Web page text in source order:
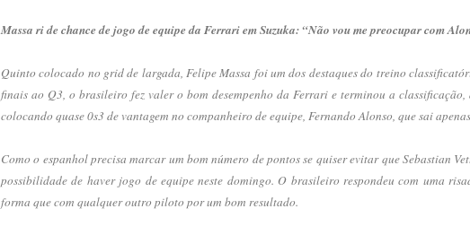
Massa ri de chance de jogo de equipe da Ferrari em Suzuka: “Não vou me preocupar com
Quinto colocado no grid de largada, Felipe Massa foi um dos destaques do treino
finais ao Q3, o brasileiro fez valer o bom desempenho da Ferrari e terminou a classificação,
colocando quase 0s3 de vantagem no companheiro de equipe, Fernando Alonso, que sai
Como o espanhol precisa marcar um bom número de pontos se quiser evitar que Sebastian
possibilidade de haver jogo de equipe neste domingo. O brasileiro respondeu com uma
forma que com qualquer outro piloto por um bom resultado.